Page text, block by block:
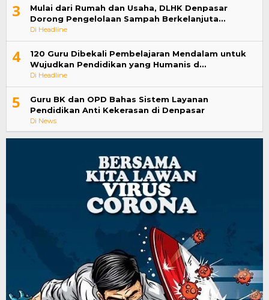
3
Mulai dari Rumah dan Usaha, DLHK Denpasar
Dorong Pengelolaan Sampah Berkelanjuta…
Di Headline
4
120 Guru Dibekali Pembelajaran Mendalam untuk
Wujudkan Pendidikan yang Humanis d…
Di Headline
5
Guru BK dan OPD Bahas Sistem Layanan
Pendidikan Anti Kekerasan di Denpasar
Di News